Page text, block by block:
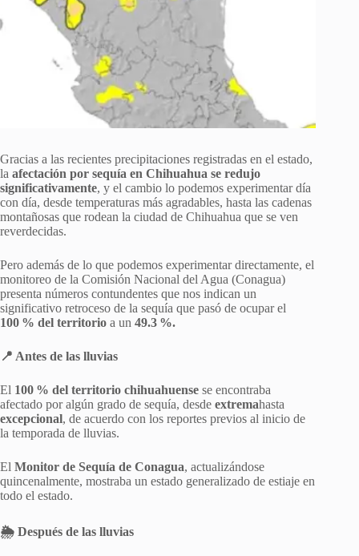
Gracias a las recientes precipitaciones registradas en el estado,
la afectación por sequía en Chihuahua se redujo
significativamente, y el cambio lo podemos experimentar día
con día, desde temperaturas más agradables, hasta las cadenas
montañosas que rodean la ciudad de Chihuahua que se ven
reverdecidas.
Pero además de lo que podemos experimentar directamente, el
monitoreo de la Comisión Nacional del Agua (Conagua)
presenta números contundentes que nos indican un
significativo retroceso de la sequía que pasó de ocupar el
100 % del territorio a un 49.3 %.
📍 Antes de las lluvias
El 100 % del territorio chihuahuense se encontraba
afectado por algún grado de sequía, desde extremahasta
excepcional, de acuerdo con los reportes previos al inicio de
la temporada de lluvias.
El Monitor de Sequía de Conagua, actualizándose
quincenalmente, mostraba un estado generalizado de estiaje en
todo el estado.
🌦️ Después de las lluvias